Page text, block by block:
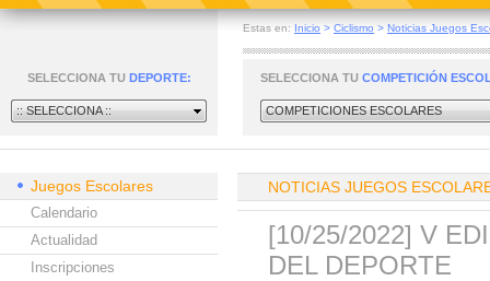
Estas en: Inicio > Ciclismo > Noticias Juegos
SELECCIONA TU DEPORTE:
:: SELECCIONA ::
SELECCIONA TU COMPETICIÓN
COMPETICIONES ESCOLARES
Juegos Escolares
Calendario
Actualidad
Inscripciones
NOTICIAS JUEGOS
[10/25/2022] V
DEL DEPORTE